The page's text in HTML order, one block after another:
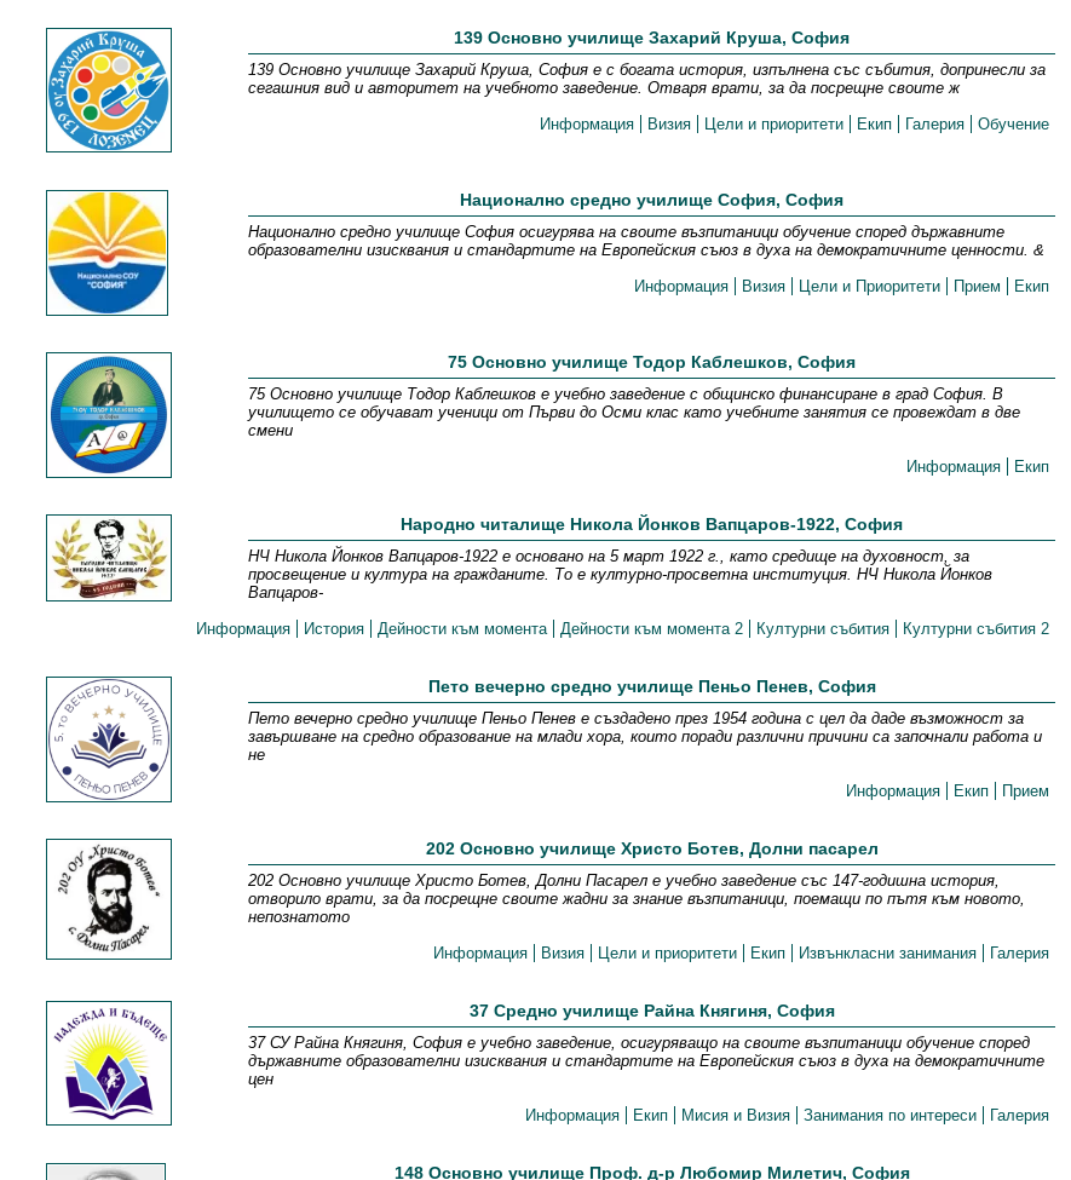
139 Основно училище Захарий Круша, София
139 Основно училище Захарий Круша, София е с богата история, изпълнена със събития, допринесли за
сегашния вид и авторитет на учебното заведение. Отваря врати, за да посрещне своите ж
Информация
Визия Цели и приоритети Екип Галерия Обучение
Национално средно училище София, София
Национално средно училище София осигурява на своите възпитаници обучение според държавните
образователни изисквания и стандартите на Европейския съюз в духа на демократичните ценности. &
Информация
Визия Цели и Приоритети Прием Екип
75 Основно училище Тодор Каблешков, София
75 Основно училище Тодор Каблешков е учебно заведение с общинско финансиране в град София. В
училището се обучават ученици от Първи до Осми клас като учебните занятия се провеждат в две
смени
Информация
Екип
Народно читалище Никола Йонков Вапцаров-1922, София
НЧ Никола Йонков Вапцаров-1922 е основано на 5 март 1922 г., като средище на духовност, за
просвещение и култура на гражданите. То е културно-просветна институция. НЧ Никола Йонков
Вапцаров-
Информация
История Дейности към момента Дейности към момента 2 Културни събития Културни събития 2
Пето вечерно средно училище Пеньо Пенев, София
Пето вечерно средно училище Пеньо Пенев е създадено през 1954 година с цел да даде възможност за
завършване на средно образование на млади хора, които поради различни причини са започнали работа и
не
Информация
Екип Прием
202 Основно училище Христо Ботев, Долни пасарел
202 Основно училище Христо Ботев, Долни Пасарел е учебно заведение със 147-годишна история,
отворило врати, за да посрещне своите жадни за знание възпитаници, поемащи по пътя към новото,
непознатото
Информация
Визия Цели и приоритети Екип Извънкласни занимания Галерия
37 Средно училище Райна Княгиня, София
37 СУ Райна Княгиня, София е учебно заведение, осигуряващо на своите възпитаници обучение според
държавните образователни изисквания и стандартите на Европейския съюз в духа на демократичните
цен
Информация
Екип Мисия и Визия Занимания по интереси Галерия
148 Основно училище Проф. д-р Любомир Милетич, София